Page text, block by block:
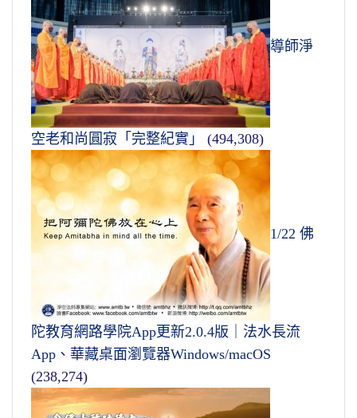
導師淨
空老和尚圓寂「完整紀實」 (494,308)
1/22 佛
陀教育網路學院App更新2.0.4版｜法水長流
App、華藏桌面瀏覽器Windows/macOS
(238,274)